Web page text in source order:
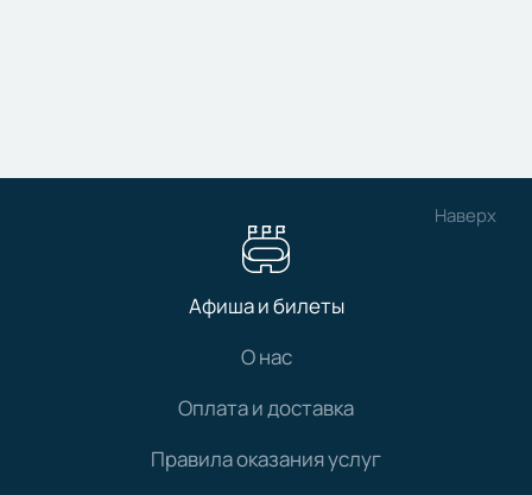
Наверх
Афиша и билеты
О нас
Оплата и доставка
Правила оказания услуг